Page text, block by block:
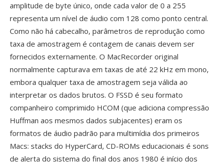
amplitude de byte único, onde cada valor de 0 a 255
representa um nível de áudio com 128 como ponto central.
Como não há cabecalho, parâmetros de reprodução como
taxa de amostragem é contagem de canais devem ser
fornecidos externamente. O MacRecorder original
normalmente capturava em taxas de até 22 kHz em mono,
embora qualquer taxa de amostragem seja válida ao
interpretar os dados brutos. O FSSD é seu formato
companheiro comprimido HCOM (que adiciona compressão
Huffman aos mesmos dados subjacentes) eram os
formatos de áudio padrão para multimídia dos primeiros
Macs: stacks do HyperCard, CD-ROMs educacionais é sons
de alerta do sistema do final dos anos 1980 é início dos